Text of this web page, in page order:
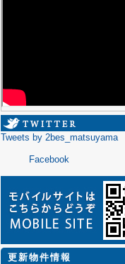
Tweets by 2bes_matsuyama
Facebook
更新物件情報